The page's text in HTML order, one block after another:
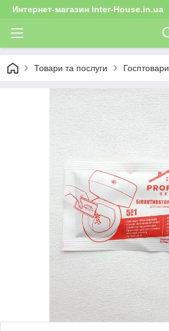
Интернет-магазин Inter-House.in.ua
Товари та послуги Госптовари